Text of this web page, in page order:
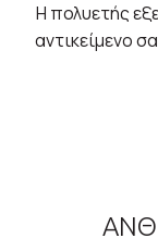
Η πολυετής
αντικείμενο